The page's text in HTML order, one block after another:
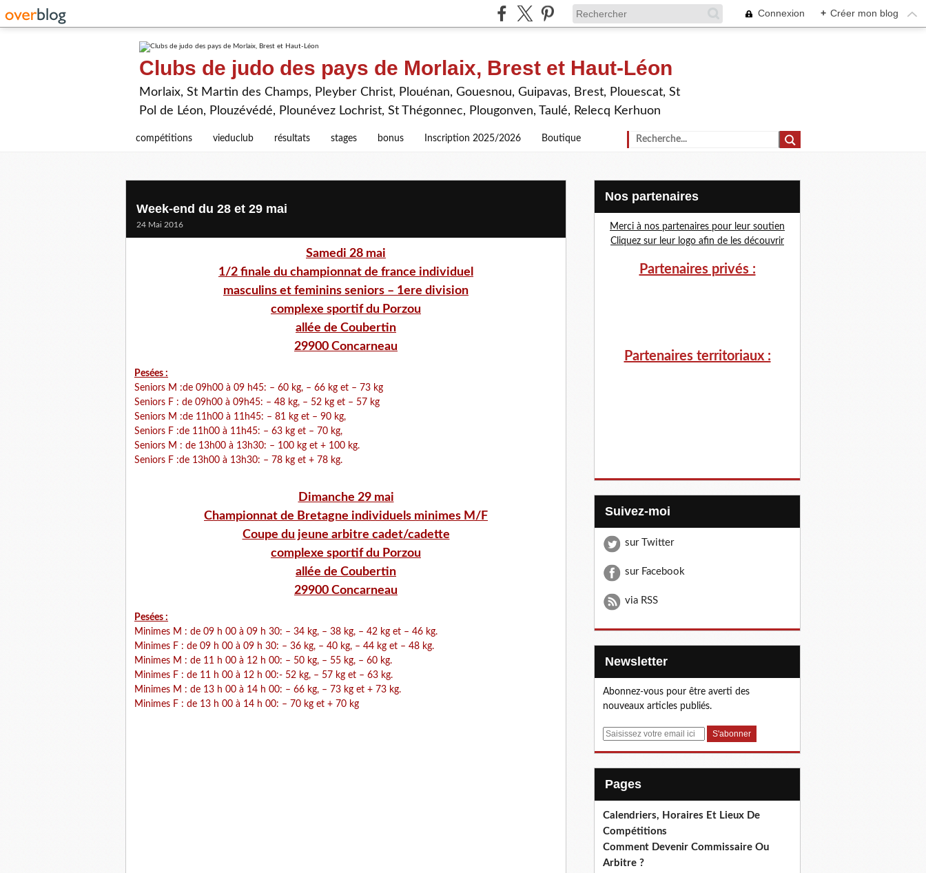
Connexion + Créer mon blog
Clubs de judo des pays de Morlaix, Brest et Haut-Léon
Morlaix, St Martin des Champs, Pleyber Christ, Plouénan, Gouesnou, Guipavas, Brest, Plouescat, St
Pol de Léon, Plouzévédé, Plounévez Lochrist, St Thégonnec, Plougonven, Taulé, Relecq Kerhuon
compétitions vieduclub résultats stages bonus Inscription 2025/2026 Boutique
Week-end du 28 et 29 mai
24 Mai 2016
Samedi 28 mai
1/2 finale du championnat de france individuel
masculins et feminins seniors – 1ere division
complexe sportif du Porzou
allée de Coubertin
29900 Concarneau
Pesées :
Seniors M :de 09h00 à 09 h45: – 60 kg, – 66 kg et – 73 kg
Seniors F : de 09h00 à 09h45: – 48 kg, – 52 kg et – 57 kg
Seniors M :de 11h00 à 11h45: – 81 kg et – 90 kg,
Seniors F :de 11h00 à 11h45: – 63 kg et – 70 kg,
Seniors M : de 13h00 à 13h30: – 100 kg et + 100 kg.
Seniors F :de 13h00 à 13h30: – 78 kg et + 78 kg.
Dimanche 29 mai
Championnat de Bretagne individuels minimes M/F
Coupe du jeune arbitre cadet/cadette
complexe sportif du Porzou
allée de Coubertin
29900 Concarneau
Pesées :
Minimes M : de 09 h 00 à 09 h 30: – 34 kg, – 38 kg, – 42 kg et – 46 kg.
Minimes F : de 09 h 00 à 09 h 30: – 36 kg, – 40 kg, – 44 kg et – 48 kg.
Minimes M : de 11 h 00 à 12 h 00: – 50 kg, – 55 kg, – 60 kg.
Minimes F : de 11 h 00 à 12 h 00:- 52 kg, – 57 kg et – 63 kg.
Minimes M : de 13 h 00 à 14 h 00: – 66 kg, – 73 kg et + 73 kg.
Minimes F : de 13 h 00 à 14 h 00: – 70 kg et + 70 kg
Nos partenaires
Merci à nos partenaires pour leur soutien
Cliquez sur leur logo afin de les découvrir
Partenaires privés :
Partenaires territoriaux :
Suivez-moi
sur Twitter
sur Facebook
via RSS
Newsletter
Abonnez-vous pour être averti des
nouveaux articles publiés.
E
Pages
Calendriers, Horaires Et Lieux De
Compétitions
Comment Devenir Commissaire Ou
Arbitre ?